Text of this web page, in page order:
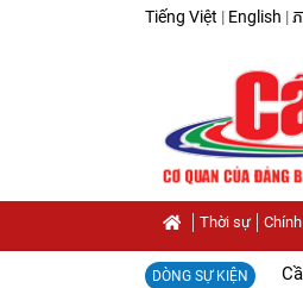
Tiếng Việt | English | ភ
Thời sự
DÒNG SỰ KIỆN